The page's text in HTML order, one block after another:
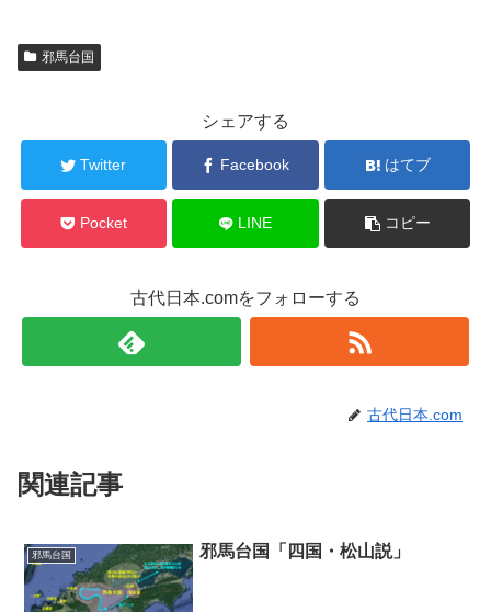
邪馬台国
シェアする
Twitter Facebook はてブ
Pocket LINE コピー
古代日本.comをフォローする
古代日本.com
関連記事
邪馬台国 邪馬台国「四国・松山説」